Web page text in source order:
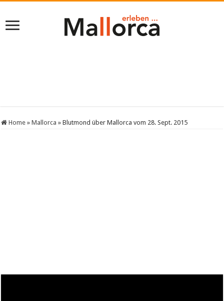
Home » Mallorca » Blutmond über Mallorca vom 28. Sept. 2015